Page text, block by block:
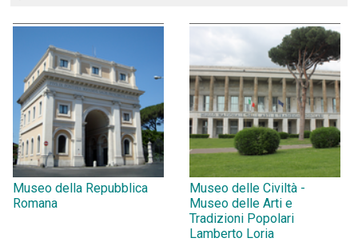
Museo della Repubblica
Romana
Museo delle Civiltà -
Museo delle Arti e
Tradizioni Popolari
Lamberto Loria